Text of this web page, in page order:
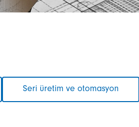
Seri üretim ve otomasyon